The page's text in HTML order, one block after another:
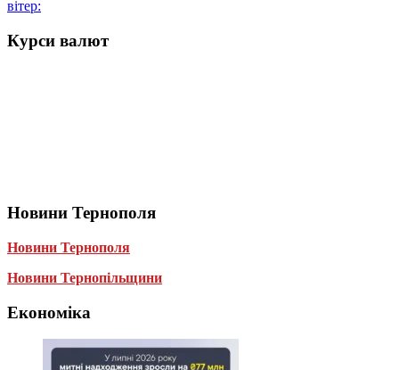
вітер:
Курси валют
Новини Тернополя
Новини Тернополя
Новини Тернопільщини
Економіка